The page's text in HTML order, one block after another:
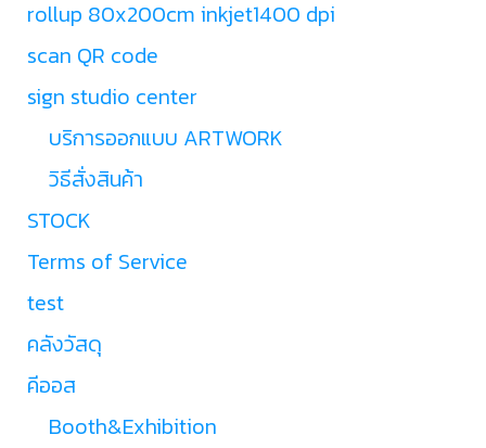
rollup 80x200cm inkjet1400 dpi
scan QR code
sign studio center
บริการออกแบบ ARTWORK
วิธีสั่งสินค้า
STOCK
Terms of Service
test
คลังวัสดุ
คีออส
Booth&Exhibition